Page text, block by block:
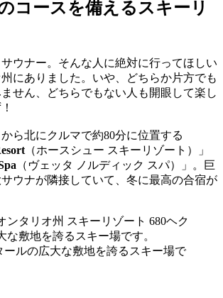
コースを備えるスキーリ
ウナー。そんな人に絶対に行ってほしい
にありました。いや、どちらか片方でも
せん、どちらでもない人も開眼して楽し
ら北にクルマで約80分に位置する
（ホースシュー スキーリゾート）」
（ヴェッタ ノルディック スパ）」。巨
ウナが隣接していて、冬に最高の合宿が
ールの広大な敷地を誇るスキー場で